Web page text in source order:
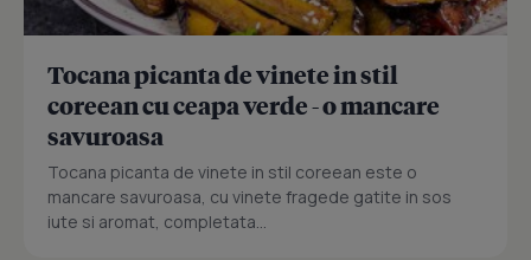
Tocana picanta de vinete in stil
coreean cu ceapa verde - o mancare
savuroasa
Tocana picanta de vinete in stil coreean este o
mancare savuroasa, cu vinete fragede gatite in sos
iute si aromat, completata...